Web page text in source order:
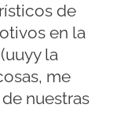
de
en la
la
me
nuestras